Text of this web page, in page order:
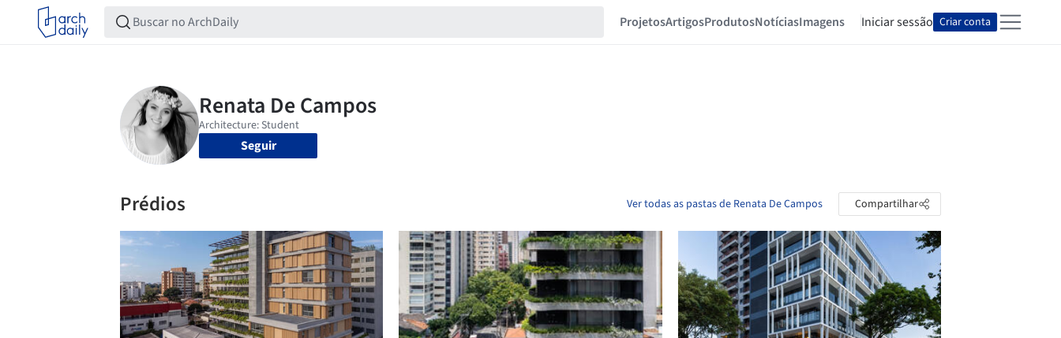
ProjetosArtigosProdutosNotíciasImagens Iniciar sessão Criar conta
Seguir
Prédios Ver todas as pastas de Renata De Campos Compartilhar